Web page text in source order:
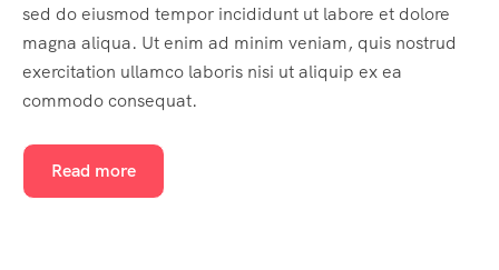
sed do eiusmod tempor incididunt ut labore et dolore
magna aliqua. Ut enim ad minim veniam, quis nostrud
exercitation ullamco laboris nisi ut aliquip ex ea
commodo consequat.
Read more